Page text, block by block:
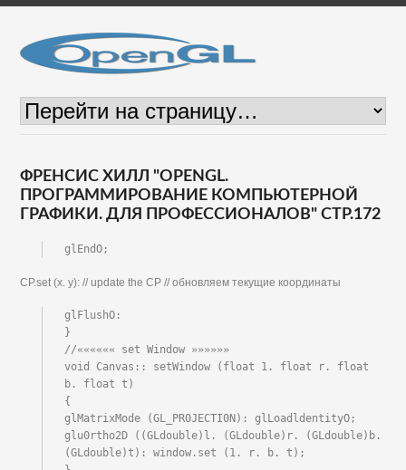
ФРЕНСИС ХИЛЛ "OPENGL.
ПРОГРАММИРОВАНИЕ КОМПЬЮТЕРНОЙ
ГРАФИКИ. ДЛЯ ПРОФЕССИОНАЛОВ" СТР.172
glEndO;
CP.set (x. y): // update the CP // обновляем текущие координаты
glFlushO:
}
//«««««« set Window »»»»»»
void Canvas:: setWindow (float 1. float r. float
b. float t)
{
glMatrixMode (GL_PR0JECTI0N): glLoadldentityO;
glu0rtho2D ((GLdouble)l. (GLdouble)r. (GLdouble)b.
(GLdouble)t): window.set (1. r. b. t);